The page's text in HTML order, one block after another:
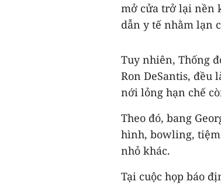
mở cửa trở lại nền
dẫn y tế nhằm lạn
Tuy nhiên, Thống
Ron DeSantis, đều
nới lỏng hạn chế
Theo đó, bang
hình, bowling,
nhỏ khác.
Tại cuộc họp báo